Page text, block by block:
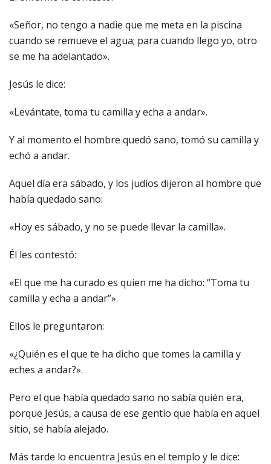
«Señor, no tengo a nadie que me meta en la piscina
cuando se remueve el agua; para cuando llego yo, otro
se me ha adelantado».
Jesús le dice:
«Levántate, toma tu camilla y echa a andar».
Y al momento el hombre quedó sano, tomó su camilla y
echó a andar.
Aquel día era sábado, y los judíos dijeron al hombre que
había quedado sano:
«Hoy es sábado, y no se puede llevar la camilla».
Él les contestó:
«El que me ha curado es quien me ha dicho: “Toma tu
camilla y echa a andar”».
Ellos le preguntaron:
«¿Quién es el que te ha dicho que tomes la camilla y
eches a andar?».
Pero el que había quedado sano no sabía quién era,
porque Jesús, a causa de ese gentío que había en aquel
sitio, se había alejado.
Más tarde lo encuentra Jesús en el templo y le dice: